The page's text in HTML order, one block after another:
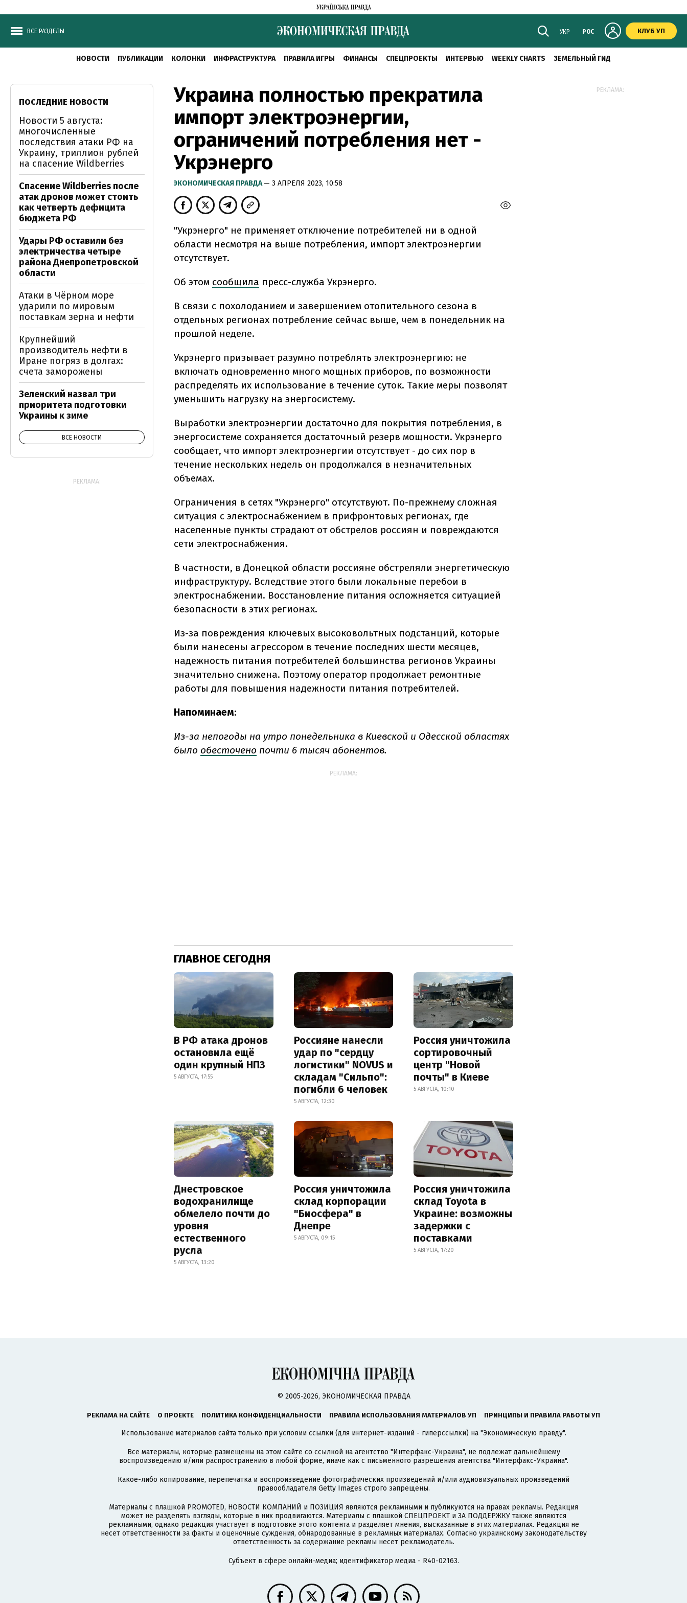
ВСЕ РАЗДЕЛЫ УКР РОС КЛУБ УП
НОВОСТИ ПУБЛИКАЦИИ КОЛОНКИ ИНФРАСТРУКТУРА ПРАВИЛА ИГРЫ ФИНАНСЫ СПЕЦПРОЕКТЫ ИНТЕРВЬЮ WEEKLY CHARTS ЗЕМЕЛЬНЫЙ ГИД
Украина полностью прекратила
импорт электроэнергии,
ограничений потребления нет -
Укрэнерго
ЭКОНОМИЧЕСКАЯ ПРАВДА— 3 АПРЕЛЯ 2023, 10:58
"Укрэнерго" не применяет отключение потребителей ни в одной
области несмотря на выше потребления, импорт электроэнергии
отсутствует.
Об этом сообщила пресс-служба Укрэнерго.
В связи с похолоданием и завершением отопительного сезона в
отдельных регионах потребление сейчас выше, чем в понедельник на
прошлой неделе.
Укрэнерго призывает разумно потреблять электроэнергию: не
включать одновременно много мощных приборов, по возможности
распределять их использование в течение суток. Такие меры позволят
уменьшить нагрузку на энергосистему.
Выработки электроэнергии достаточно для покрытия потребления, в
энергосистеме сохраняется достаточный резерв мощности. Укрэнерго
сообщает, что импорт электроэнергии отсутствует - до сих пор в
течение нескольких недель он продолжался в незначительных
объемах.
Ограничения в сетях "Укрэнерго" отсутствуют. По-прежнему сложная
ситуация с электроснабжением в прифронтовых регионах, где
населенные пункты страдают от обстрелов россиян и повреждаются
сети электроснабжения.
В частности, в Донецкой области россияне обстреляли энергетическую
инфраструктуру. Вследствие этого были локальные перебои в
электроснабжении. Восстановление питания осложняется ситуацией
безопасности в этих регионах.
Из-за повреждения ключевых высоковольтных подстанций, которые
были нанесены агрессором в течение последних шести месяцев,
надежность питания потребителей большинства регионов Украины
значительно снижена. Поэтому оператор продолжает ремонтные
работы для повышения надежности питания потребителей.
Напоминаем:
Из-за непогоды на утро понедельника в Киевской и Одесской областях
было обесточено почти 6 тысяч абонентов.
РЕКЛАМА:
ГЛАВНОЕ СЕГОДНЯ
В РФ атака дронов
остановила ещё
один крупный НПЗ
5 АВГУСТА, 17:55
Россияне нанесли
удар по "сердцу
логистики" NOVUS и
складам "Сильпо":
погибли 6 человек
5 АВГУСТА, 12:30
Россия уничтожила
сортировочный
центр "Новой
почты" в Киеве
5 АВГУСТА, 10:10
Днестровское
водохранилище
обмелело почти до
уровня
естественного
русла
5 АВГУСТА, 13:20
Россия уничтожила
склад корпорации
"Биосфера" в
Днепре
5 АВГУСТА, 09:15
Россия уничтожила
склад Toyota в
Украине: возможны
задержки с
поставками
5 АВГУСТА, 17:20
ПОСЛЕДНИЕ НОВОСТИ
Новости 5 августа:
многочисленные
последствия атаки РФ на
Украину, триллион рублей
на спасение Wildberries
Спасение Wildberries после
атак дронов может стоить
как четверть дефицита
бюджета РФ
Удары РФ оставили без
электричества четыре
района Днепропетровской
области
Атаки в Чёрном море
ударили по мировым
поставкам зерна и нефти
Крупнейший
производитель нефти в
Иране погряз в долгах:
счета заморожены
Зеленский назвал три
приоритета подготовки
Украины к зиме
ВСЕ НОВОСТИ
РЕКЛАМА:
РЕКЛАМА:
© 2005-2026, ЭКОНОМИЧЕСКАЯ ПРАВДА
РЕКЛАМА НА САЙТЕ О ПРОЕКТЕ ПОЛИТИКА КОНФИДЕНЦИАЛЬНОСТИ ПРАВИЛА ИСПОЛЬЗОВАНИЯ МАТЕРИАЛОВ УП ПРИНЦИПЫ И ПРАВИЛА РАБОТЫ УП
Использование материалов сайта только при условии ссылки (для интернет-изданий - гиперссылки) на "Экономическую правду".
Все материалы, которые размещены на этом сайте со ссылкой на агентство "Интерфакс-Украина", не подлежат дальнейшему
воспроизведению и/или распространению в любой форме, иначе как с письменного разрешения агентства "Интерфакс-Украина".
Какое-либо копирование, перепечатка и воспроизведение фотографических произведений и/или аудиовизуальных произведений
правообладателя Getty Images строго запрещены.
Материалы с плашкой PROMOTED, НОВОСТИ КОМПАНИЙ и ПОЗИЦИЯ являются рекламными и публикуются на правах рекламы. Редакция
может не разделять взгляды, которые в них продвигаются. Материалы с плашкой СПЕЦПРОЕКТ и ЗА ПОДДЕРЖКУ также являются
рекламными, однако редакция участвует в подготовке этого контента и разделяет мнения, высказанные в этих материалах. Редакция не
несет ответственности за факты и оценочные суждения, обнародованные в рекламных материалах. Согласно украинскому законодательству
ответственность за содержание рекламы несет рекламодатель.
Субъект в сфере онлайн-медиа; идентификатор медиа - R40-02163.